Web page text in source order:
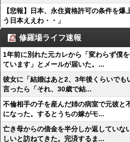
【悲報】日本、永住資格許可の条件を
う日本ええわ・・」
修羅場ライフ速報
1年前に別れた元カレから「変わらず僕
ています」とメールが届いた。...
彼女に「結婚はあと2、3年後くらいでも
言ったら「それ、30歳で結...
不倫相手の子を産んだ姉の病室で元彼と
になった。するとうちの嫁がモ...
亡き母からの借金を半分しか返していな
しいと訪ねてきた。完済するま...